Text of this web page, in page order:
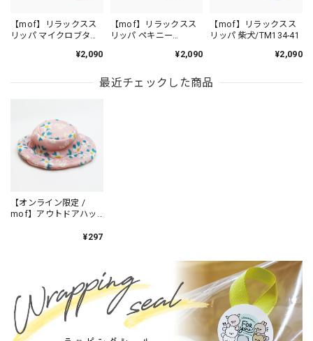
【mof】リラックスス
リッパ マイクロブタ
¥2,090
【mof】リラックスス
リッパ ペキニー
¥2,090
【mof】リラックスス
リッパ 柴犬/TM134-41
¥2,090
最近チェックした商品
【オンライン限定 /
mof】アウトドアハッ
¥297